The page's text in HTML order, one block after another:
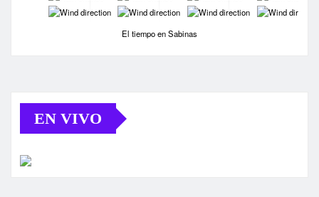
-
-
-
-
El tiempo en Sabinas
EN VIVO